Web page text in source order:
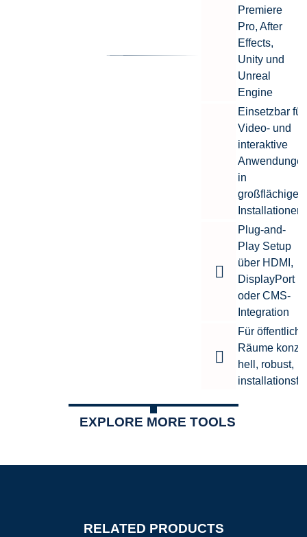
Premiere
Pro, After
Effects,
Unity und
Unreal
Engine
Einsetzbar für
Video- und
interaktive
in
großflächigen
Installationen
Plug-and-
Play Setup
über HDMI,
DisplayPort
oder CMS-
Integration
Für öffentliche
Räume
hell, robust,
EXPLORE MORE TOOLS
RELATED PRODUCTS